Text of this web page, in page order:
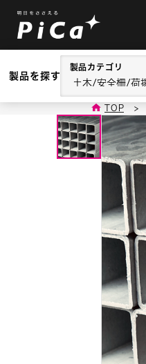
製品を探す
製品カテゴリ
TOP >